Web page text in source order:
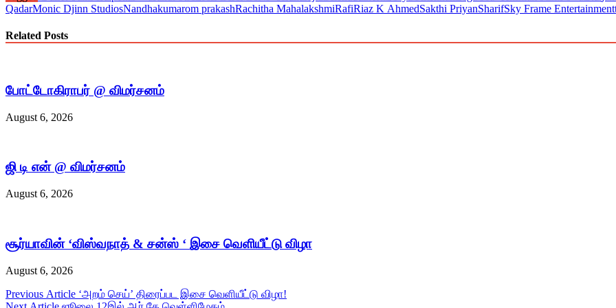
QadarMonic Djinn StudiosNandhakumarom prakashRachitha MahalakshmiRafiRiaz K AhmedSakthi PriyanSharifSky Frame Entertainment
Related Posts
போட்டோகிராபர் @ விமர்சனம்
August 6, 2026
ஜி டி என் @ விமர்சனம்
August 6, 2026
சூர்யாவின் ‘விஸ்வநாத் & சன்ஸ் ‘ இசை வெளியீட்டு விழா
August 6, 2026
Post
Previous Article ‘அறம் செய்’ திரைப்பட இசை வெளியீட்டு விழா!